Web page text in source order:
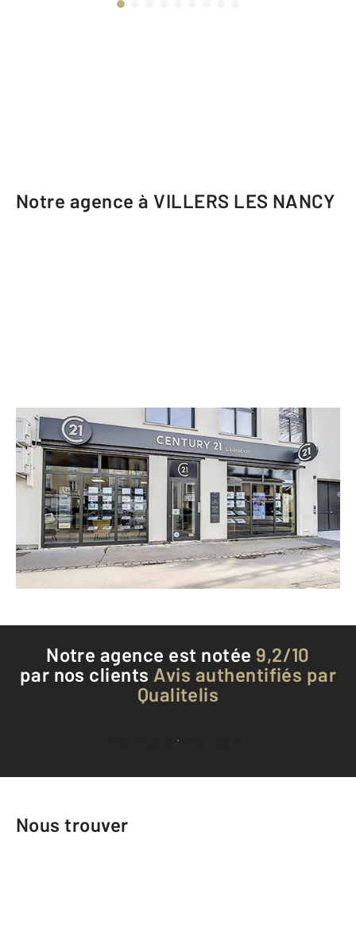
Notre agence à VILLERS LES NANCY
CENTURY 21 Libération
36 avenue de la Libération
VILLERS LES NANCY - 54600
Envoyer un message
Téléphoner à l'agence
Notre agence est notée 9,2/10
par nos clients Avis authentifiés par
Qualitelis
Voir tous les avis clients
Nous trouver